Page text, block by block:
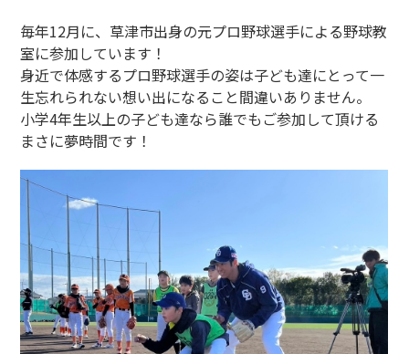
毎年12月に、草津市出身の元プロ野球選手による野球教
室に参加しています！
身近で体感するプロ野球選手の姿は子ども達にとって一
生忘れられない想い出になること間違いありません。
小学4年生以上の子ども達なら誰でもご参加して頂ける
まさに夢時間です！